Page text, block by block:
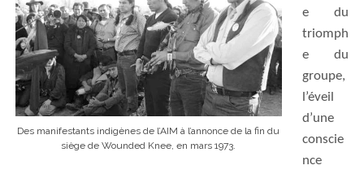
Des manifestants indigènes de l’AIM à l’annonce de la fin du
siège de Wounded Knee, en mars 1973.
e du
triomph
e du
groupe,
l’éveil
d’une
conscie
nce